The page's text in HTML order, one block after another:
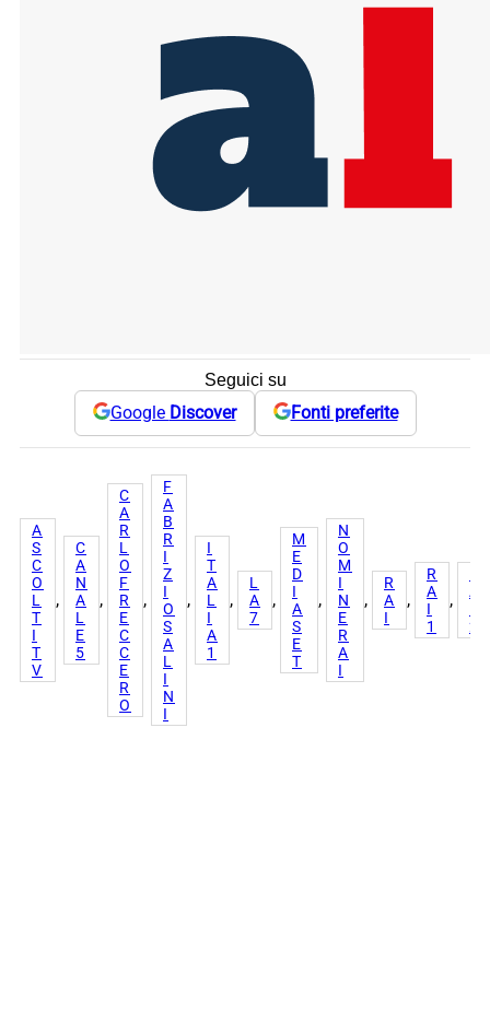
Seguici su
Google Discover Fonti preferite
A
S
C
O
L
T
I
T
V
,
C
A
N
A
L
E
5
,
C
A
R
L
O
F
R
E
C
C
E
R
O
,
F
A
B
R
I
Z
I
O
S
A
L
I
N
I
,
I
T
A
L
I
A
1
,
L
A
7
,
M
E
D
I
A
S
E
T
,
N
O
M
I
N
E
R
A
I
,
R
A
I
,
R
A
I
1
,
A
2